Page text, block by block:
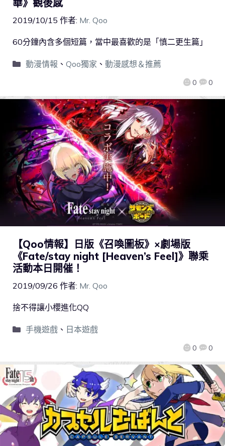
華》觀後感
2019/10/15 作者: Mr. Qoo
0 0
60分鐘內含多個短篇，當中最喜歡的是「慎二更生篇」
動漫情報 、 Qoo獨家 、 動漫感想＆推薦
【Qoo情報】日版《召喚圖板》×劇場版
《Fate/stay night [Heaven’s Feel]》聯乘
活動本日開催！
2019/09/26 作者: Mr. Qoo
0 0
捨不得讓小櫻進化QQ
手機遊戲、 日本遊戲